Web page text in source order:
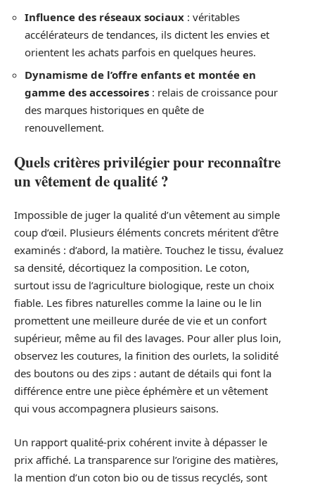
Influence des réseaux sociaux : véritables
accélérateurs de tendances, ils dictent les envies et
orientent les achats parfois en quelques heures.
Dynamisme de l’offre enfants et montée en
gamme des accessoires : relais de croissance pour
des marques historiques en quête de
renouvellement.
Quels critères privilégier pour reconnaître
un vêtement de qualité ?
Impossible de juger la qualité d’un vêtement au simple
coup d’œil. Plusieurs éléments concrets méritent d’être
examinés : d’abord, la matière. Touchez le tissu, évaluez
sa densité, décortiquez la composition. Le coton,
surtout issu de l’agriculture biologique, reste un choix
fiable. Les fibres naturelles comme la laine ou le lin
promettent une meilleure durée de vie et un confort
supérieur, même au fil des lavages. Pour aller plus loin,
observez les coutures, la finition des ourlets, la solidité
des boutons ou des zips : autant de détails qui font la
différence entre une pièce éphémère et un vêtement
qui vous accompagnera plusieurs saisons.
Un rapport qualité-prix cohérent invite à dépasser le
prix affiché. La transparence sur l’origine des matières,
la mention d’un coton bio ou de tissus recyclés, sont